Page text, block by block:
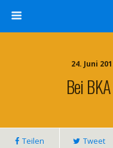
24. Juni
Bei
Teilen Tweet